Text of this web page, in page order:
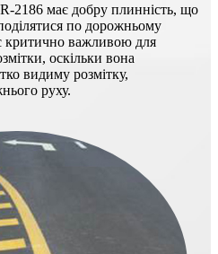
2186 має добру плинність, що
по дорожньому
критично важливою для
оскільки вона
видиму розмітку,
руху.